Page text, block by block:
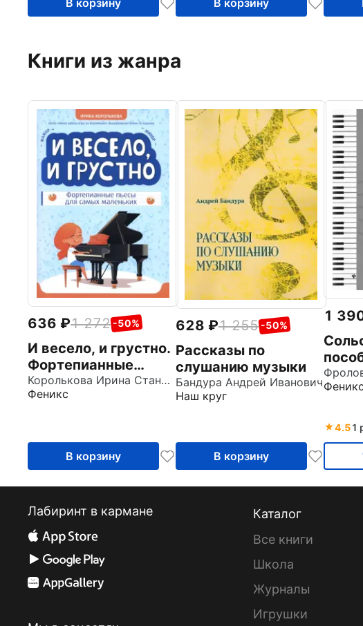
Книги из жанра
636 1 272 -50%
И весело, и грустно.
Фортепианные
пьесы для самых
маленьких
Королькова Ирина Станиславовна
Феникс
В корзину
628 1 255 -50%
Рассказы по
слушанию музыки
Бандура Андрей Иванович
Наш круг
В корзину
1
Феникс
4.51
Лабиринт в кармане
Каталог
Все книги
Школа
Журналы
Игрушки